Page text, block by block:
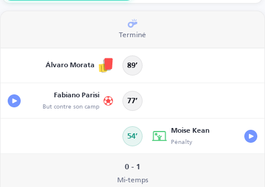
Terminé
Álvaro Morata 89’
Fabiano Parisi
But contre son camp 77’
54’
Moise Kean
Pénalty
0 - 1
Mi-temps